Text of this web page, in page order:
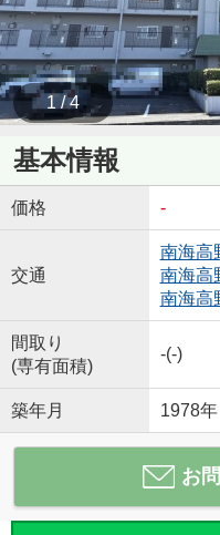
1 / 4
基本情報
価格 -
交通
南海高
南海高
南海高
間取り
(専有面積)
-(-)
築年月 1978
お